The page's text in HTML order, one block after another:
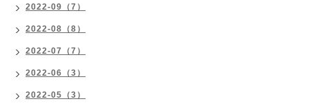
2022-09（7）
2022-08（8）
2022-07（7）
2022-06（3）
2022-05（3）